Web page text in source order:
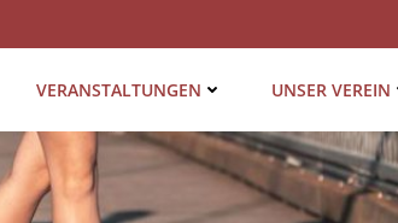
VER­AN­STAL­TUN­GEN UNSER VER­EIN